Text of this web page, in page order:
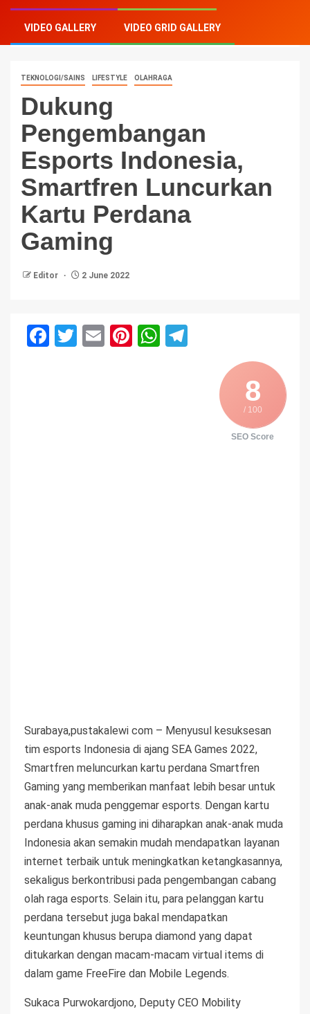
VIDEO GALLERY VIDEO GRID GALLERY
Perdana Gaming
TEKNOLOGI/SAINS LIFESTYLE OLAHRAGA
Dukung
Pengembangan
Esports Indonesia,
Smartfren Luncurkan
Kartu Perdana
Gaming
Editor 2 June 2022
Facebook
Twitter
EmailPinterest
WhatsApp
8
/ 100
SEO Score
Surabaya,pustakalewi com – Menyusul kesuksesan
tim esports Indonesia di ajang SEA Games 2022,
Smartfren meluncurkan kartu perdana Smartfren
Gaming yang memberikan manfaat lebih besar untuk
anak-anak muda penggemar esports. Dengan kartu
perdana khusus gaming ini diharapkan anak-anak muda
Indonesia akan semakin mudah mendapatkan layanan
internet terbaik untuk meningkatkan ketangkasannya,
sekaligus berkontribusi pada pengembangan cabang
olah raga esports. Selain itu, para pelanggan kartu
perdana tersebut juga bakal mendapatkan
keuntungan khusus berupa diamond yang dapat
ditukarkan dengan macam-macam virtual items di
dalam game FreeFire dan Mobile Legends.
Sukaca Purwokardjono, Deputy CEO Mobility